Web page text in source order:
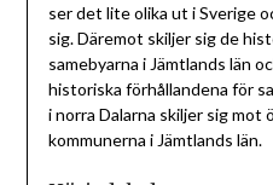
ser det lite olika ut i Sverige
sig. Däremot skiljer sig de
samebyarna i Jämtlands län
historiska förhållandena för
i norra Dalarna skiljer sig mot
kommunerna i Jämtlands län.